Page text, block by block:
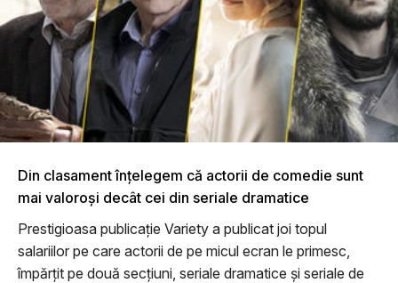
Din clasament înţelegem că actorii de comedie sunt
mai valoroşi decât cei din seriale dramatice
Prestigioasa publicaţie Variety a publicat joi topul
salariilor pe care actorii de pe micul ecran le primesc,
împărţit pe două secţiuni, seriale dramatice şi seriale de